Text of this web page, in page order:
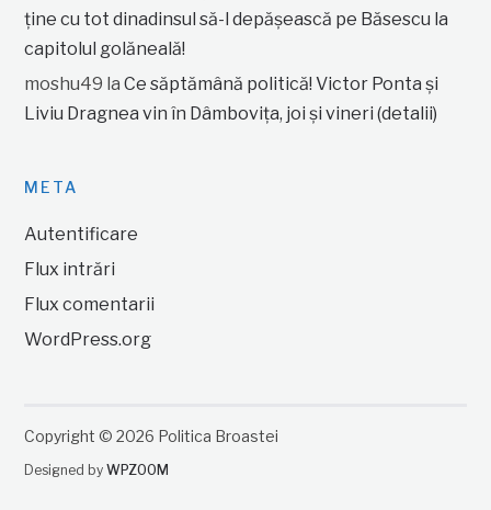
ține cu tot dinadinsul să-l depășească pe Băsescu la
capitolul golăneală!
moshu49 laCe săptămână politică! Victor Ponta și
Liviu Dragnea vin în Dâmbovița, joi și vineri (detalii)
META
Autentificare
Flux intrări
Flux comentarii
WordPress.org
Copyright © 2026 Politica Broastei
Designed byWPZOOM